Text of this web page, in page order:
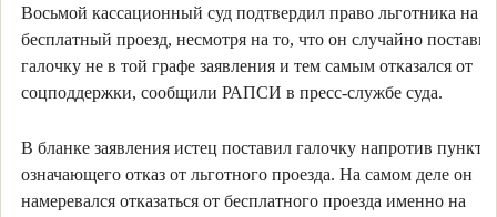
Восьмой кассационный суд подтвердил право льготника на
бесплатный проезд, несмотря на то, что он случайно поставил
галочку не в той графе заявления и тем самым отказался от
соцподдержки, сообщили РАПСИ в пресс-службе суда.
В бланке заявления истец поставил галочку напротив пункта,
означающего отказ от льготного проезда. На самом деле он
намеревался отказаться от бесплатного проезда именно на